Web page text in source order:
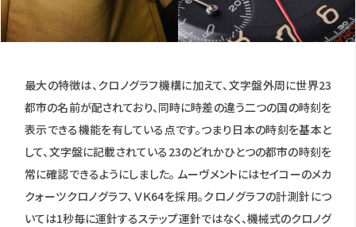
最大の特徴は、クロノグラフ機構に加えて、文字盤外周に世界23
都市の名前が配されており、同時に時差の違う二つの国の時刻を
表示できる機能を有している点です。つまり日本の時刻を基本と
して、文字盤に記載されている23のどれかひとつの都市の時刻を
常に確認できるようにしました。 ムーヴメントにはセイコーのメカ
クォーツクロノグラフ、ＶＫ64を採用。クロノグラフの計測針につ
いては1秒毎に運針するステップ運針ではなく、機械式のクロノグ